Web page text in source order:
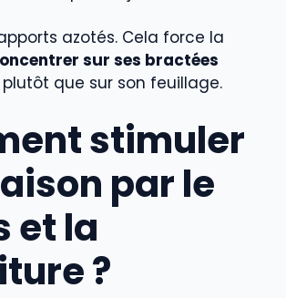
azotés. Cela force la
sur ses bractées
plutôt que sur son feuillage.
stimuler
par le
et la
?